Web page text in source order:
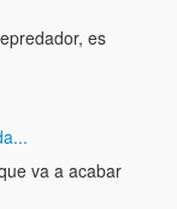
es
va a acabar